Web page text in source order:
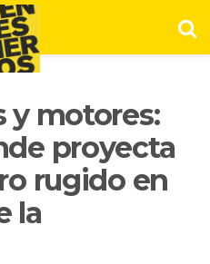
y motores:
proyecta
rugido en
la